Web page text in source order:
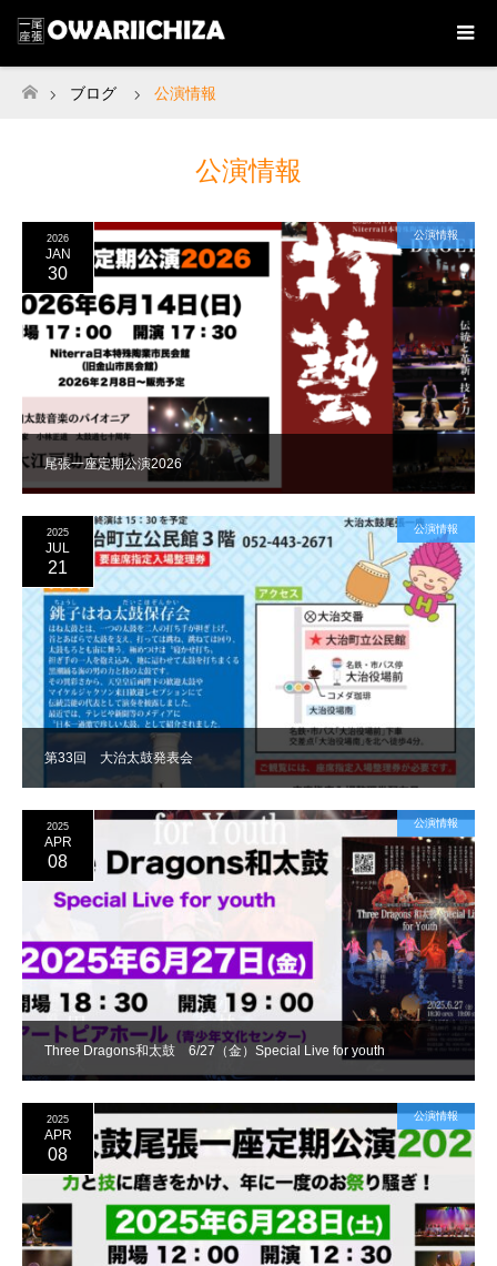
ホーム
ブログ 公演情報
公演情報
尾張一座定期公演2026
2026
JAN
30
公演情報
第33回 大治太鼓発表会
2025
JUL
21
公演情報
Three Dragons和太鼓 6/27（金）Special Live for youth
2025
APR
08
公演情報
2025
APR
08
公演情報